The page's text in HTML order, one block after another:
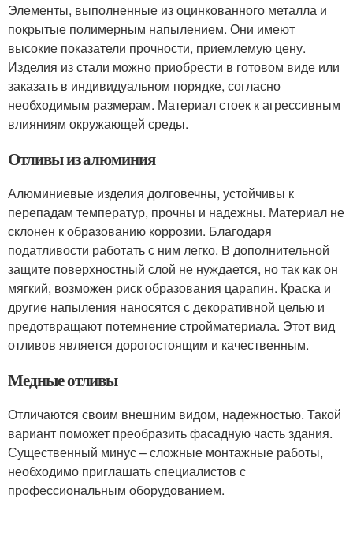
Элементы, выполненные из оцинкованного металла и
покрытые полимерным напылением. Они имеют
высокие показатели прочности, приемлемую цену.
Изделия из стали можно приобрести в готовом виде или
заказать в индивидуальном порядке, согласно
необходимым размерам. Материал стоек к агрессивным
влияниям окружающей среды.
Отливы из алюминия
Алюминиевые изделия долговечны, устойчивы к
перепадам температур, прочны и надежны. Материал не
склонен к образованию коррозии. Благодаря
податливости работать с ним легко. В дополнительной
защите поверхностный слой не нуждается, но так как он
мягкий, возможен риск образования царапин. Краска и
другие напыления наносятся с декоративной целью и
предотвращают потемнение стройматериала. Этот вид
отливов является дорогостоящим и качественным.
Медные отливы
Отличаются своим внешним видом, надежностью. Такой
вариант поможет преобразить фасадную часть здания.
Существенный минус – сложные монтажные работы,
необходимо приглашать специалистов с
профессиональным оборудованием.